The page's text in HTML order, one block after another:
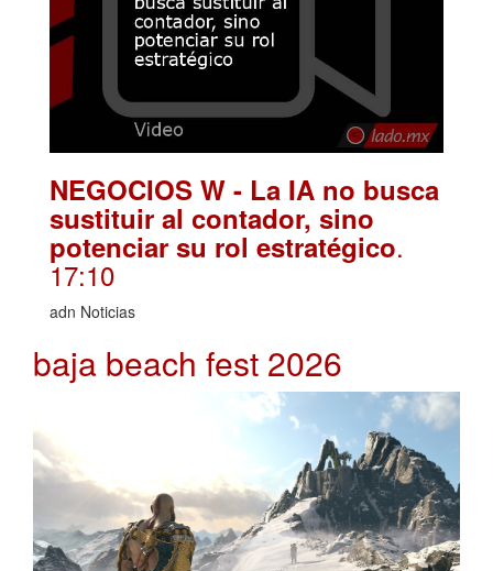
NEGOCIOS W - La IA no busca
sustituir al contador, sino
potenciar su rol estratégico.
17:10
adn Noticias
baja beach fest 2026